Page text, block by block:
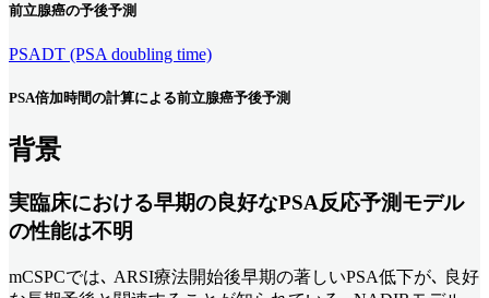
前立腺癌の予後予測
PSADT (PSA doubling time)
PSA倍加時間の計算による前立腺癌予後予測
背景
実臨床における早期の良好なPSA反応予測モデル
の性能は不明
mCSPCでは､ ARSI療法開始後早期の著しいPSA低下が､ 良好